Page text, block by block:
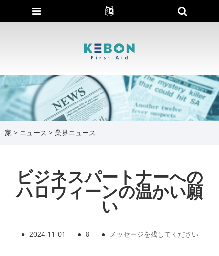
家 > ニュース > 業界ニュース
ビジネスパートナーへの
ハロウィーンの温かい願
い
● 2024-11-01 ● 8 ● メッセージを残してください